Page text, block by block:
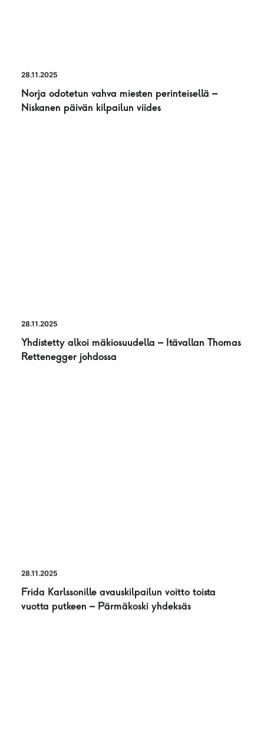
28.11.2025
Norja odotetun vahva miesten perinteisellä –
Niskanen päivän kilpailun viides
28.11.2025
Yhdistetty alkoi mäkiosuudella – Itävallan Thomas
Rettenegger johdossa
28.11.2025
Frida Karlssonille avauskilpailun voitto toista
vuotta putkeen – Pärmäkoski yhdeksäs